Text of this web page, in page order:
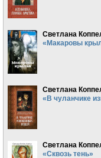
Светлана
«Макаровы
Светлана
«В чуланчике
Светлана
«Сквозь тень»